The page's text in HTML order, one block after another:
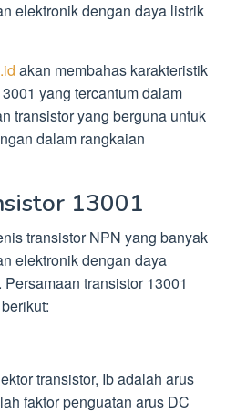
elektronik dengan daya listrik
akan membahas karakteristik
yang tercantum dalam
transistor yang berguna untuk
dalam rangkaian
13001
transistor NPN yang banyak
elektronik dengan daya
transistor 13001
transistor, Ib adalah arus
faktor penguatan arus DC